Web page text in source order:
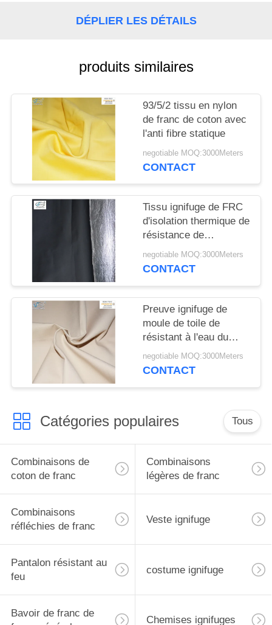
PRIVACY
POLICY
DÉPLIER LES DÉTAILS
produits similaires
93/5/2 tissu en nylon
de franc de coton avec
l'anti fibre statique
negotiable MOQ:3000Meters
CONTACT
Tissu ignifuge de FRC
d'isolation thermique de
résistance de
rayonnement thermique
avec le papier
negotiable MOQ:3000Meters
CONTACT
Preuve ignifuge de
moule de toile de
résistant à l'eau du
tissu CVC 310gsm
pour la tente
negotiable MOQ:3000Meters
CONTACT
Catégories populaires Tous
Combinaisons de
coton de franc
Combinaisons
légères de franc
Combinaisons
réfléchies de franc
Veste ignifuge
Pantalon résistant au
feu
costume ignifuge
Bavoir de franc de
Chemises ignifuges